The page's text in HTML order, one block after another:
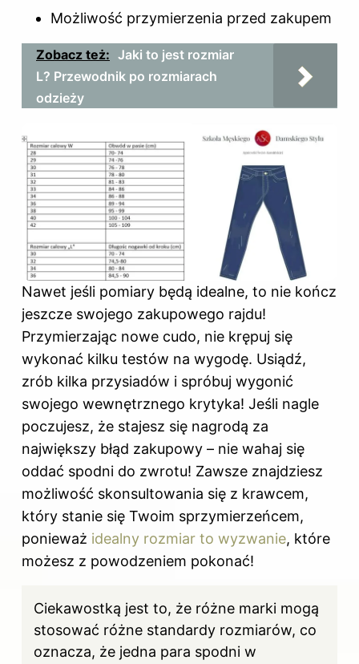
Możliwość przymierzenia przed zakupem
Zobacz też: Jaki to jest rozmiar
L? Przewodnik po rozmiarach
odzieży
Nawet jeśli pomiary będą idealne, to nie kończ
jeszcze swojego zakupowego rajdu!
Przymierzając nowe cudo, nie krępuj się
wykonać kilku testów na wygodę. Usiądź,
zrób kilka przysiadów i spróbuj wygonić
swojego wewnętrznego krytyka! Jeśli nagle
poczujesz, że stajesz się nagrodą za
największy błąd zakupowy – nie wahaj się
oddać spodni do zwrotu! Zawsze znajdziesz
możliwość skonsultowania się z krawcem,
który stanie się Twoim sprzymierzeńcem,
ponieważ idealny rozmiar to wyzwanie, które
możesz z powodzeniem pokonać!
Ciekawostką jest to, że różne marki mogą
stosować różne standardy rozmiarów, co
oznacza, że jedna para spodni w